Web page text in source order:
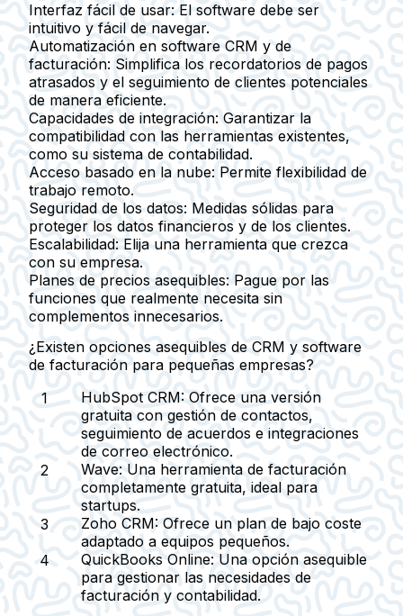
Interfaz fácil de usar: El software debe ser
intuitivo y fácil de navegar.
Automatización en software CRM y de
facturación: Simplifica los recordatorios de pagos
atrasados y el seguimiento de clientes potenciales
de manera eficiente.
Capacidades de integración: Garantizar la
compatibilidad con las herramientas existentes,
como su sistema de contabilidad.
Acceso basado en la nube: Permite flexibilidad de
trabajo remoto.
Seguridad de los datos: Medidas sólidas para
proteger los datos financieros y de los clientes.
Escalabilidad: Elija una herramienta que crezca
con su empresa.
Planes de precios asequibles: Pague por las
funciones que realmente necesita sin
complementos innecesarios.
¿Existen opciones asequibles de CRM y software
de facturación para pequeñas empresas?
HubSpot CRM: Ofrece una versión
gratuita con gestión de contactos,
seguimiento de acuerdos e integraciones
de correo electrónico.
Wave: Una herramienta de facturación
completamente gratuita, ideal para
startups.
Zoho CRM: Ofrece un plan de bajo coste
adaptado a equipos pequeños.
QuickBooks Online: Una opción asequible
para gestionar las necesidades de
facturación y contabilidad.